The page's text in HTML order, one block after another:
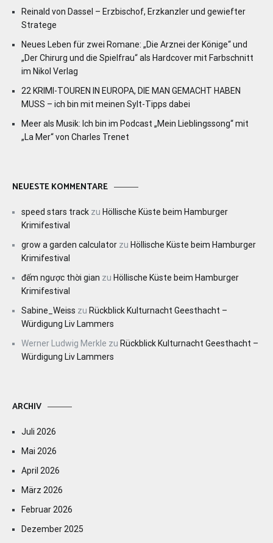
Reinald von Dassel – Erzbischof, Erzkanzler und gewiefter
Stratege
Neues Leben für zwei Romane: „Die Arznei der Könige“ und
„Der Chirurg und die Spielfrau“ als Hardcover mit Farbschnitt
im Nikol Verlag
22 KRIMI-TOUREN IN EUROPA, DIE MAN GEMACHT HABEN
MUSS – ich bin mit meinen Sylt-Tipps dabei
Meer als Musik: Ich bin im Podcast „Mein Lieblingssong“ mit
„La Mer“ von Charles Trenet
NEUESTE KOMMENTARE
speed stars track zu Höllische Küste beim Hamburger
Krimifestival
grow a garden calculator zu Höllische Küste beim Hamburger
Krimifestival
đếm ngược thời gian zu Höllische Küste beim Hamburger
Krimifestival
Sabine_Weiss zu Rückblick Kulturnacht Geesthacht –
Würdigung Liv Lammers
Werner Ludwig Merkle zu Rückblick Kulturnacht Geesthacht –
Würdigung Liv Lammers
ARCHIV
Juli 2026
Mai 2026
April 2026
März 2026
Februar 2026
Dezember 2025